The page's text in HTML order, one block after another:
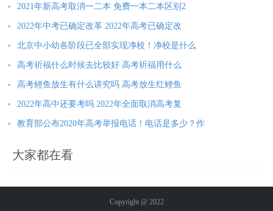
2021年新高考取消一二本 免费一本二本区别2
2022年中考已确定改革 2022年高考已确定改
北京中小幼各阶段已全部实现净校！净校是什么
高考祈福什么时候去比较好 高考祈福用什么
高考鲤鱼放生有什么讲究吗 高考放生红鲤鱼
2022年高中还要考吗 2022年全面取消高考复
教育部公布2020年高考举报电话！电话是多少？作
大家都在看
Copyright @ 2022